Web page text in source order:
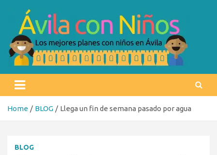
content
Ávila con niños
Home BLOG Llega un fin de semana pasado por agua
BLOG